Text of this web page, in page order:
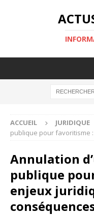
ACCUEIL JURIDIQUE
publique pour favoritisme
Annulation
publique
enjeux